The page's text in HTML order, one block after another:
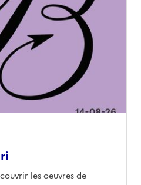
les oeuvres de